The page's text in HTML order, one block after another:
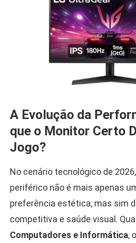
A Evolução da
que o Monitor Certo
Jogo?
No cenário tecnológico de
periférico não é mais apenas
preferência estética, mas sim
competitiva e saúde visual.
Computadores e Informática,